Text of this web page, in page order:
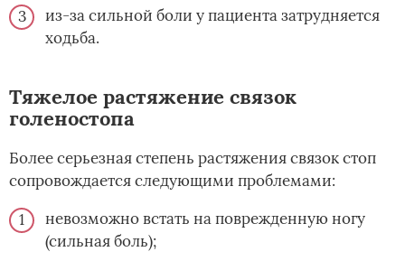
из-за сильной боли у пациента затрудняется
ходьба.
Тяжелое растяжение связок
голеностопа
Более серьезная степень растяжения связок стоп
сопровождается следующими проблемами:
невозможно встать на поврежденную ногу
(сильная боль);